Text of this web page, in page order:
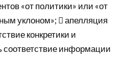
«от политики» или «от
уклоном»;  апелляция
конкретики и
соответствие информации